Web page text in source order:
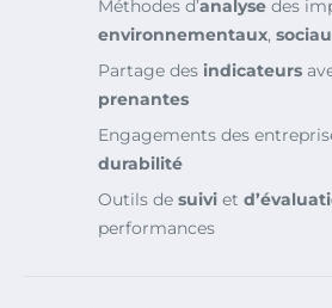
Méthodes d’analyse des
environnementaux,
Partage des indicateurs
prenantes
Engagements des
durabilité
Outils de suivi et
performances